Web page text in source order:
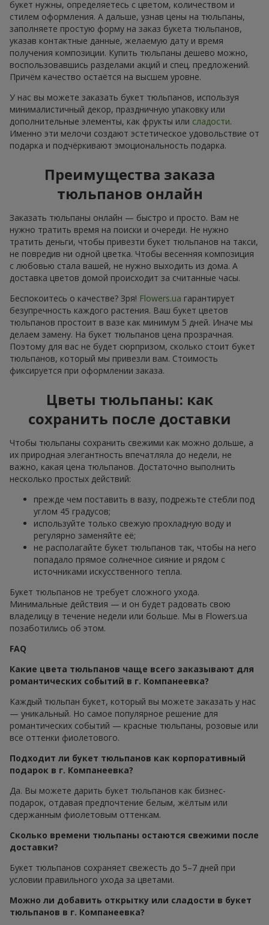
букет нужны, определяетесь с цветом, количеством и
стилем оформления. А дальше, узнав цены на тюльпаны,
заполняете простую форму на заказ букета тюльпанов,
указав контактные данные, желаемую дату и время
получения композиции. Купить тюльпаны дешево можно,
воспользовавшись разделами акций и спец. предложений.
Причём качество остаётся на высшем уровне.
У нас вы можете заказать букет тюльпанов, используя
минималистичный декор, праздничную упаковку или
дополнительные элементы, как фрукты или сладости.
Именно эти мелочи создают эстетическое удовольствие от
подарка и подчёркивают эмоциональность подарка.
Преимущества заказа
тюльпанов онлайн
Заказать тюльпаны онлайн — быстро и просто. Вам не
нужно тратить время на поиски и очереди. Не нужно
тратить деньги, чтобы привезти букет тюльпанов на такси,
не повредив ни одной цветка. Чтобы весенняя композиция
с любовью стала вашей, не нужно выходить из дома. А
доставка цветов домой происходит за считанные часы.
Беспокоитесь о качестве? Зря! Flowers.ua гарантирует
безупречность каждого растения. Ваш букет цветов
тюльпанов простоит в вазе как минимум 5 дней. Иначе мы
делаем замену. На букет тюльпанов цена прозрачная.
Поэтому для вас не будет сюрпризом, сколько стоит букет
тюльпанов, который мы привезли вам. Стоимость
фиксируется при оформлении заказа.
Цветы тюльпаны: как
сохранить после доставки
Чтобы тюльпаны сохранить свежими как можно дольше, а
их природная элегантность впечатляла до недели, не
важно, какая цена тюльпанов. Достаточно выполнить
несколько простых действий:
прежде чем поставить в вазу, подрежьте стебли под
углом 45 градусов;
используйте только свежую прохладную воду и
регулярно заменяйте её;
не располагайте букет тюльпанов так, чтобы на него
попадало прямое солнечное сияние и рядом с
источниками искусственного тепла.
Букет тюльпанов не требует сложного ухода.
Минимальные действия — и он будет радовать свою
владелицу в течение недели или больше. Мы в Flowers.ua
позаботились об этом.
FAQ
Какие цвета тюльпанов чаще всего заказывают для
романтических событий в г. Компанеевка?
Каждый тюльпан букет, который вы можете заказать у нас
— уникальный. Но самое популярное решение для
романтических событий — красные тюльпаны, розовые или
все оттенки фиолетового.
Подходит ли букет тюльпанов как корпоративный
подарок в г. Компанеевка?
Да. Вы можете дарить букет тюльпанов как бизнес-
подарок, отдавая предпочтение белым, жёлтым или
сдержанным фиолетовым оттенкам.
Сколько времени тюльпаны остаются свежими после
доставки?
Букет тюльпанов сохраняет свежесть до 5–7 дней при
условии правильного ухода за цветами.
Можно ли добавить открытку или сладости в букет
тюльпанов в г. Компанеевка?